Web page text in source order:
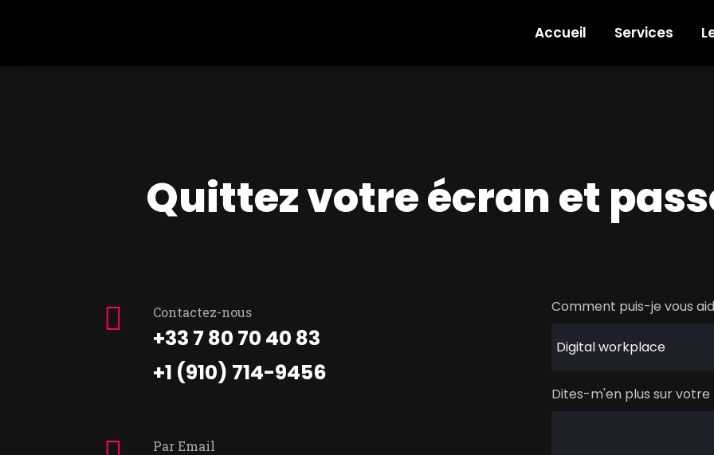
Accueil Services
Quittez votre écran et
Contactez-nous
+33 7 80 70 40 83
+1 (910) 714-9456
Par Email
Comment puis-je vous
Dites-m'en plus sur